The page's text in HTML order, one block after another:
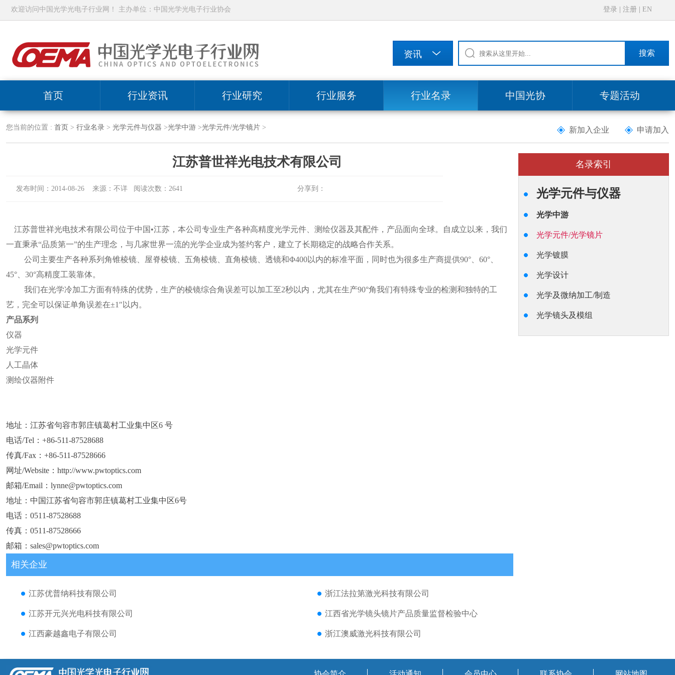
欢迎访问中国光学光电子行业网！ 主办单位：中国光学光电子行业协会 登录 注册 EN
搜索
首页 行业资讯 行业研究 行业服务 行业名录 中国光协 专题活动
您当前的位置 : 首页 > 行业名录 > 光学元件与仪器 >光学中游 >光学元件/光学镜片 > 新加入企业 申请加入
江苏普世祥光电技术有限公司
发布时间：2014-08-26 来源：不详 阅读次数：2641 分享到：
江苏普世祥光电技术有限公司位于中国•江苏，本公司专业生产各种高精度光学元件、测绘仪器及其配件，产品面向全球。自成立以来，我们
一直秉承“品质第一”的生产理念，与几家世界一流的光学企业成为签约客户，建立了长期稳定的战略合作关系。
公司主要生产各种系列角锥棱镜、屋脊棱镜、五角棱镜、直角棱镜、透镜和Φ400以内的标准平面，同时也为很多生产商提供90°、60°、
45°、30°高精度工装靠体。
我们在光学冷加工方面有特殊的优势，生产的棱镜综合角误差可以加工至2秒以内，尤其在生产90°角我们有特殊专业的检测和独特的工
艺，完全可以保证单角误差在±1″以内。
产品系列
仪器
光学元件
人工晶体
测绘仪器附件
地址：江苏省句容市郭庄镇葛村工业集中区6 号
电话/Tel：+86-511-87528688
传真/Fax：+86-511-87528666
网址/Website：http://www.pwtoptics.com
邮箱/Email：lynne@pwtoptics.com
地址：中国江苏省句容市郭庄镇葛村工业集中区6号
电话：0511-87528688
传真：0511-87528666
邮箱：sales@pwtoptics.com
相关企业
江苏优普纳科技有限公司 浙江法拉第激光科技有限公司
江苏开元兴光电科技有限公司 江西省光学镜头镜片产品质量监督检验中心
江西豪越鑫电子有限公司 浙江澳威激光科技有限公司
名录索引
光学元件与仪器
光学中游
光学元件/光学镜片
光学镀膜
光学设计
光学及微纳加工/制造
光学镜头及模组